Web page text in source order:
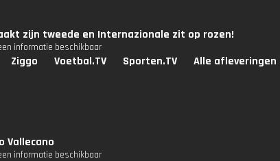
zijn tweede en Internazionale zit op rozen!
informatie beschikbaar
Ziggo Voetbal.TV Sporten.TV Alle afleveringen
Vallecano
informatie beschikbaar